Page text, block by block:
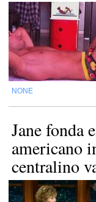
NONE
Jane fonda
americano
centralino